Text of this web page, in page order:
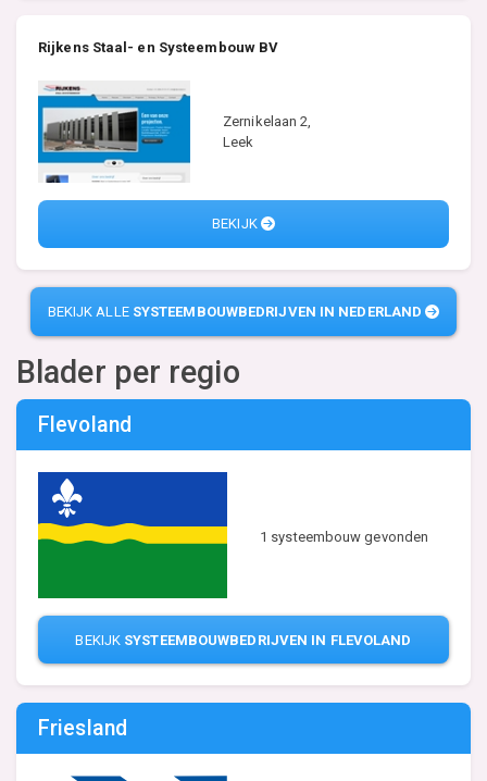
Rijkens Staal- en Systeembouw BV
Zernikelaan 2,
Leek
BEKIJK
BEKIJK ALLE SYSTEEMBOUWBEDRIJVEN IN NEDERLAND
Blader per regio
Flevoland
1 systeembouw gevonden
BEKIJK SYSTEEMBOUWBEDRIJVEN IN FLEVOLAND
Friesland